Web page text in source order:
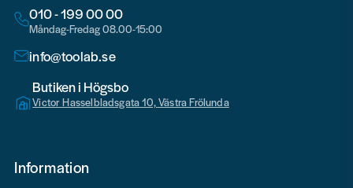
010 - 199 00 00
Måndag-Fredag 08.00-15:00
info@toolab.se
Butiken i Högsbo
Victor Hasselbladsgata 10, Västra Frölunda
Information